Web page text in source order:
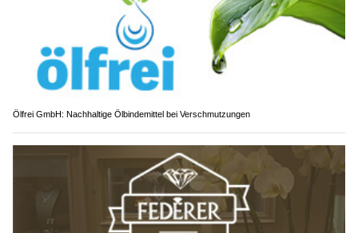
Ölfrei GmbH: Nachhaltige Ölbindemittel bei Verschmutzungen